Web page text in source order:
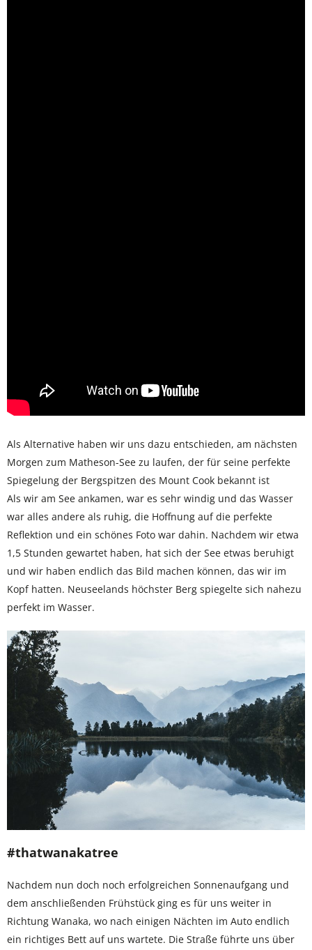
Als Alternative haben wir uns dazu entschieden, am nächsten
Morgen zum Matheson-See zu laufen, der für seine perfekte
Spiegelung der Bergspitzen des Mount Cook bekannt ist
Als wir am See ankamen, war es sehr windig und das Wasser
war alles andere als ruhig, die Hoffnung auf die perfekte
Reflektion und ein schönes Foto war dahin. Nachdem wir etwa
1,5 Stunden gewartet haben, hat sich der See etwas beruhigt
und wir haben endlich das Bild machen können, das wir im
Kopf hatten. Neuseelands höchster Berg spiegelte sich nahezu
perfekt im Wasser.
#thatwanakatree
Nachdem nun doch noch erfolgreichen Sonnenaufgang und
dem anschließenden Frühstück ging es für uns weiter in
Richtung Wanaka, wo nach einigen Nächten im Auto endlich
ein richtiges Bett auf uns wartete. Die Straße führte uns über